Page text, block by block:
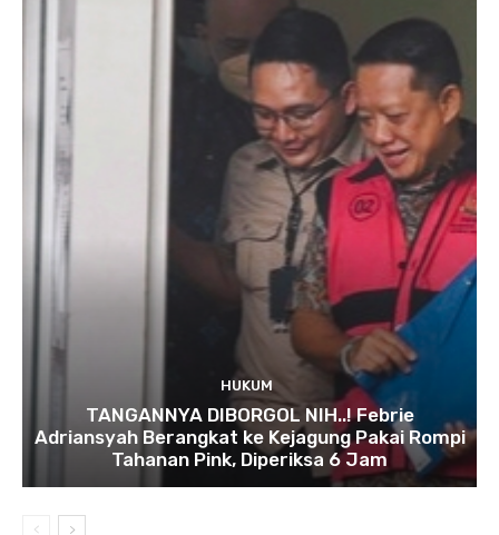
HUKUM
TANGANNYA DIBORGOL NIH..! Febrie
Adriansyah Berangkat ke Kejagung Pakai Rompi
Tahanan Pink, Diperiksa 6 Jam